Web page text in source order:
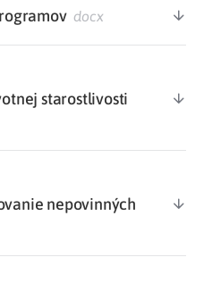
docx
starostlivosti
nepovinných